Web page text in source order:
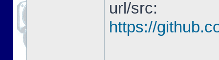
url/src:
https://